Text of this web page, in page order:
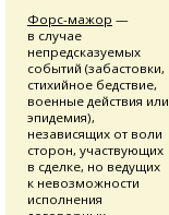
Форс-мажор —
в случае
непредсказуемых
событий (забастовки,
стихийное бедствие,
военные действия или
эпидемия),
независящих от воли
сторон, участвующих
в сделке, но ведущих
к невозможности
исполнения